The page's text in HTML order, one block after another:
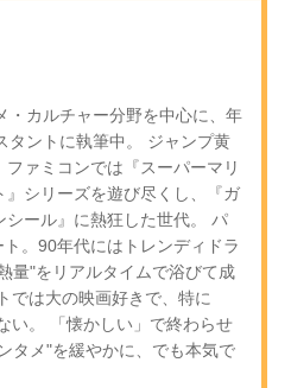
・カルチャー分野を中心に、年
タントに執筆中。 ジャンプ黄
ァミコンでは『スーパーマリ
』シリーズを遊び尽くし、『ガ
シール』に熱狂した世代。 パ
。90年代にはトレンディドラ
量"をリアルタイムで浴びて成
では大の映画好きで、特に
い。 「懐かしい」で終わらせ
タメ"を緩やかに、でも本気で